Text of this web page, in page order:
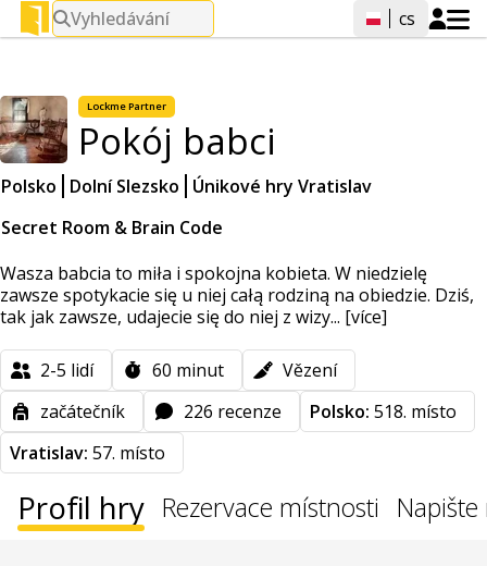
Vyhledávání cs
LockmePartner
Pokój babci
Polsko Dolní Slezsko
Únikové hry Vratislav
Secret Room & Brain Code
Wasza babcia to miła i spokojna kobieta. W niedzielę
zawsze spotykacie się u niej całą rodziną na obiedzie. Dziś,
tak jak zawsze, udajecie się do niej z wizy... [více]
2-5 lidí 60 minut
Vězení
začátečník
226 recenze Polsko: 518. místo
Vratislav: 57. místo
Profil hry Rezervace místnosti